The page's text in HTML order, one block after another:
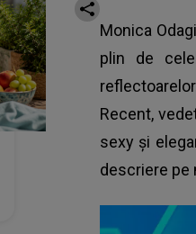
Monica
plin de
Recent,
sexy și
descriere pe